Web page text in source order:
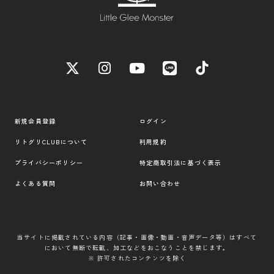
新規会員登録 ログイン
リトグリCLUBについて 利用規約
プライバシーポリシー 特定商取引法に基づく表示
よくある質問 お問い合わせ
当サイトに掲載されている内容（記事・画像・動画・音声データ等）はすべて
において無断で転載、加工などをおこなうことを禁じます。
※ 許可されたコンテンツを除く